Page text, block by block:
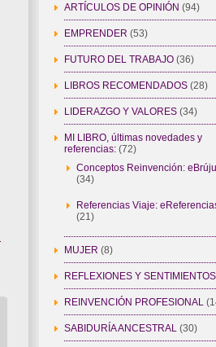
ARTÍCULOS DE OPINIÓN (94)
EMPRENDER (53)
FUTURO DEL TRABAJO (36)
LIBROS RECOMENDADOS (28)
LIDERAZGO Y VALORES (34)
MI LIBRO, últimas novedades y
referencias: (72)
Conceptos Reinvención:
(34)
Referencias Viaje:
(21)
MUJER (8)
REFLEXIONES Y SENTIMIENTOS
REINVENCIÓN PROFESIONAL
SABIDURÍA ANCESTRAL (30)